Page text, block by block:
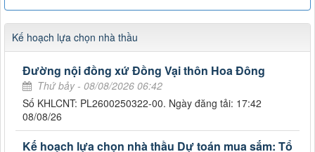
Kế hoạch lựa chọn nhà thầu
Đường nội đồng xứ Đồng Vại thôn Hoa Đông
Thứ bảy - 08/08/2026 06:42
Số KHLCNT: PL2600250322-00. Ngày đăng tải: 17:42
08/08/26
Kế hoạch lựa chọn nhà thầu Dự toán mua sắm: Tổ